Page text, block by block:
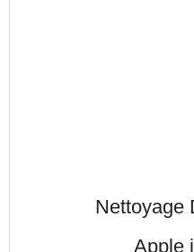
Nettoyage
Apple